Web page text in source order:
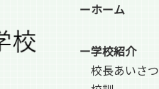
ーホーム
ー学校紹介
校長あいさつ